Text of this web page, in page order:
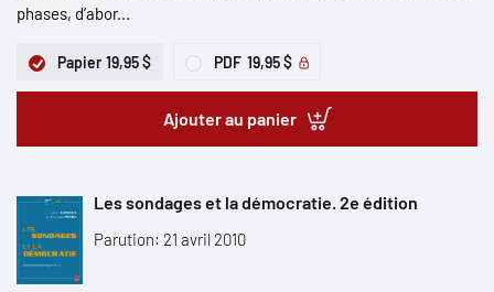
phases, d’abor...
Papier 19,95 $ PDF 19,95 $
Ajouter au panier
Les sondages et la démocratie. 2e édition
Parution: 21 avril 2010